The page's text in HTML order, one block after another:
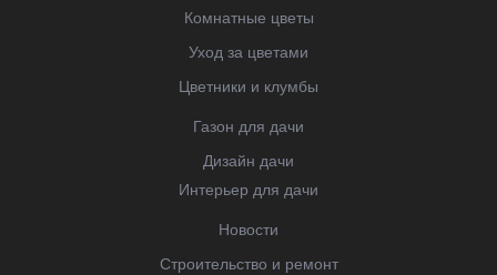
Комнатные цветы
Уход за цветами
Цветники и клумбы
Газон для дачи
Дизайн дачи
Интерьер для дачи
Новости
Строительство и ремонт